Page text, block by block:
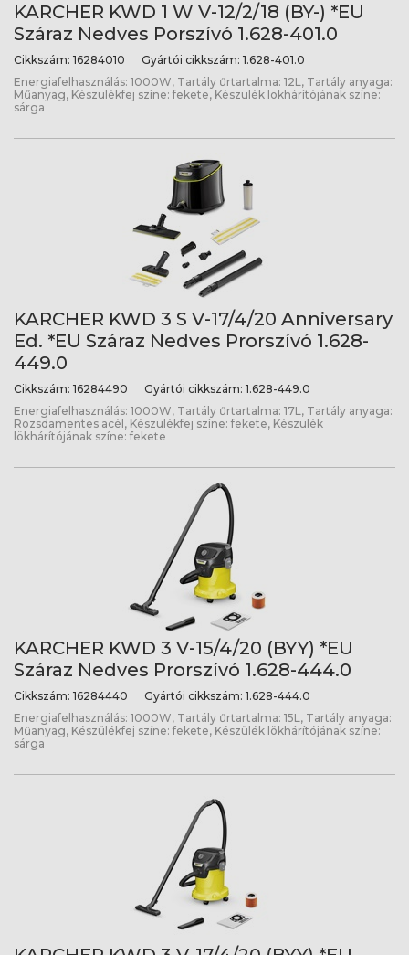
KARCHER KWD 1 W V-12/2/18 (BY-) *EU
Száraz Nedves Porszívó 1.628-401.0
Cikkszám: 16284010 Gyártói cikkszám: 1.628-401.0
Energiafelhasználás: 1000W, Tartály űrtartalma: 12L, Tartály anyaga:
Műanyag, Készülékfej színe: fekete, Készülék lökhárítójának színe:
sárga
KARCHER KWD 3 S V-17/4/20 Anniversary
Ed. *EU Száraz Nedves Prorszívó 1.628-
449.0
Cikkszám: 16284490 Gyártói cikkszám: 1.628-449.0
Energiafelhasználás: 1000W, Tartály űrtartalma: 17L, Tartály anyaga:
Rozsdamentes acél, Készülékfej színe: fekete, Készülék
lökhárítójának színe: fekete
KARCHER KWD 3 V-15/4/20 (BYY) *EU
Száraz Nedves Prorszívó 1.628-444.0
Cikkszám: 16284440 Gyártói cikkszám: 1.628-444.0
Energiafelhasználás: 1000W, Tartály űrtartalma: 15L, Tartály anyaga:
Műanyag, Készülékfej színe: fekete, Készülék lökhárítójának színe:
sárga